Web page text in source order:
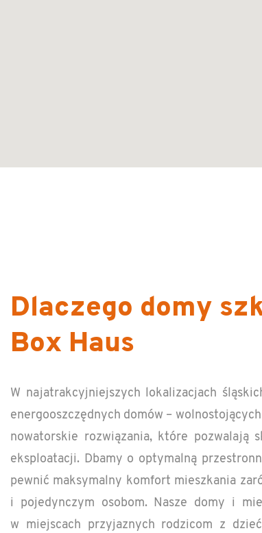
Dlaczego domy
Box Haus
W na­ja­trak­cyjniejszych lokaliza­c­jach
en­er­gooszczędnych domów –
nowa­torskie rozwiązania, które pozwalają
ek­sploat­acji. Dbamy o op­ty­malną
pewnić maksy­malny kom­fort mieszka­nia
i po­je­dynczym os­obom. Nasze domy i
w miejs­cach przy­jaznych rodz­i­com z